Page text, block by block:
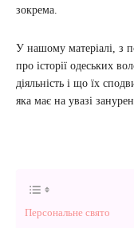
зокрема.
У нашому матеріалі, з
про історії одеських
діяльність і що їх
яка має на увазі
Персональне свято